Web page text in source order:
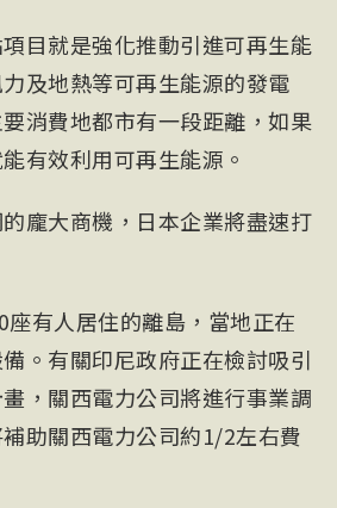
目就是強化推動引進可再生能
及地熱等可再生能源的發電
消費地都市有一段距離，如果
有效利用可再生能源。
龐大商機，日本企業將盡速打
有人居住的離島，當地正在
。有關印尼政府正在檢討吸引
，關西電力公司將進行事業調
助關西電力公司約1/2左右費